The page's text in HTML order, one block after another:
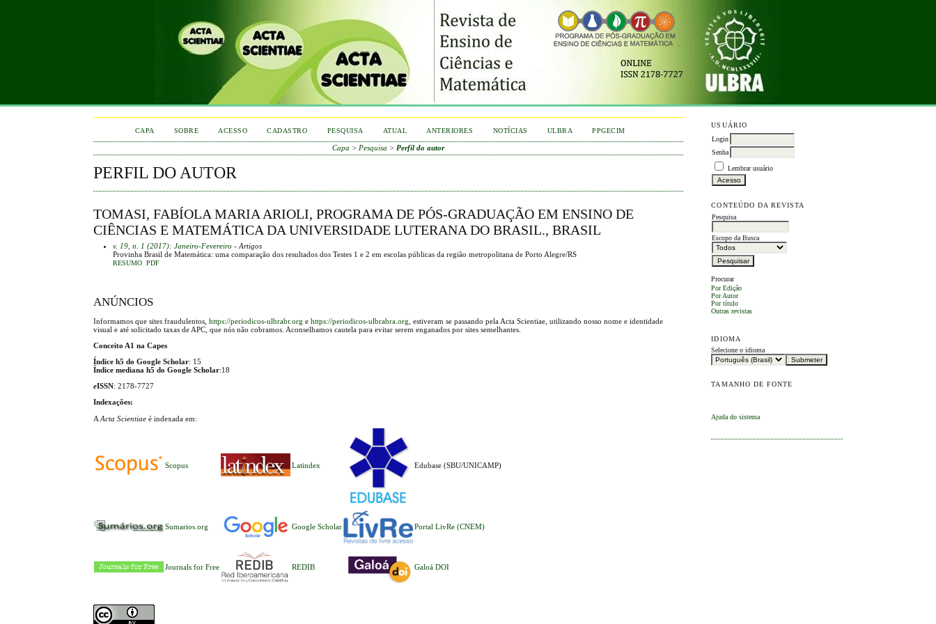
USUÁRIO
Login
Senha
Lembrar usuário
CONTEÚDO DA REVISTA
Pesquisa
Escopo da Busca
Procurar
Por Edição
Por Autor
Por título
Outras revistas
IDIOMA
Selecione o idioma
TAMANHO DE FONTE
Ajuda do sistema
CAPA SOBRE ACESSO CADASTRO PESQUISA ATUAL ANTERIORES NOTÍCIAS ULBRA PPGECIM
Capa > Pesquisa > Perfil do autor
PERFIL DO AUTOR
TOMASI, FABÍOLA MARIA ARIOLI, PROGRAMA DE PÓS-GRADUAÇÃO EM ENSINO DE
CIÊNCIAS E MATEMÁTICA DA UNIVERSIDADE LUTERANA DO BRASIL., BRASIL
v. 19, n. 1 (2017): Janeiro-Fevereiro - Artigos
Provinha Brasil de Matemática: uma comparação dos resultados dos Testes 1 e 2 em escolas públicas da região metropolitana de Porto Alegre/RS
RESUMO PDF
ANÚNCIOS
Informamos que sites fraudulentos,https://periodicos-ulbrabr.org ehttps://periodicos-ulbrabra.org , estiveram se passando pela Acta Scientiae, utilizando nosso nome e identidade
visual e até solicitado taxas de APC, que nós não cobramos. Aconselhamos cautela para evitar serem enganados por sites semelhantes.
Conceito A1 na Capes
Índice h5 do Google Scholar: 15
Índice mediana h5 do Google Scholar:18
eISSN: 2178-7727
Indexações:
AActa Scientiaeé indexada em:
Scopus Latindex Edubase (SBU/UNICAMP)
Sumarios.org Google Scholar Portal LivRe (CNEM)
Journals for Free REDIB Galoá DOI